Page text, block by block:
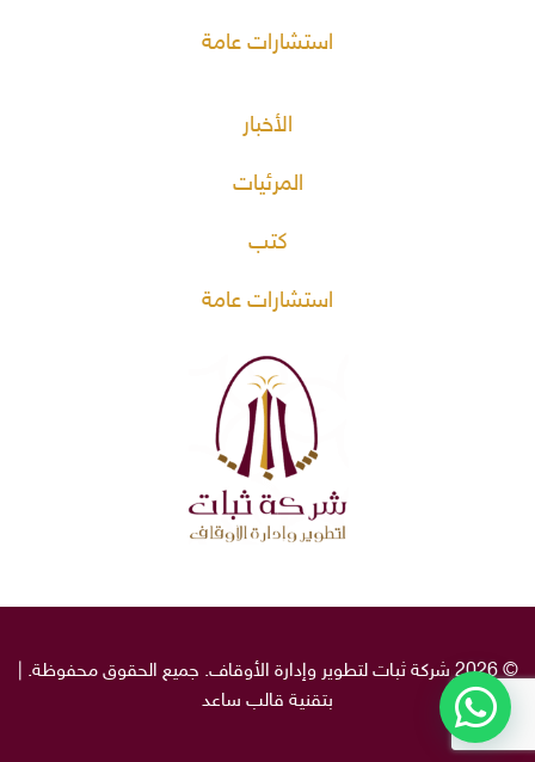
استشارات عامة
الأخبار
المرئيات
كتب
استشارات عامة
© 2026 شركة ثبات لتطوير وإدارة الأوقاف. جميع الحقوق محفوظة. |
بتقنية قالب ساعد